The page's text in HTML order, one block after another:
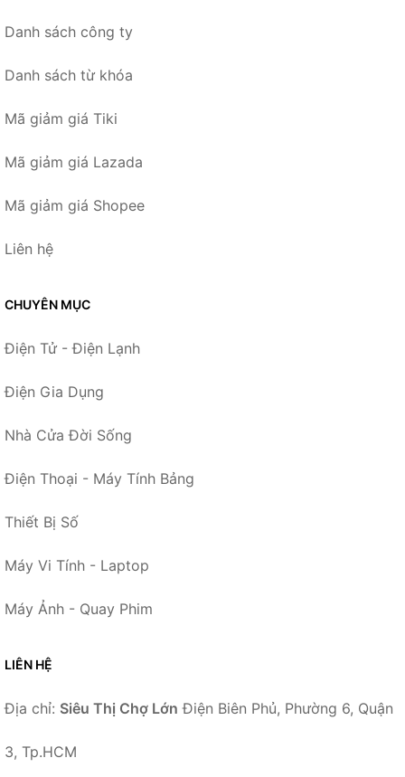
Danh sách công ty
Danh sách từ khóa
Mã giảm giá Tiki
Mã giảm giá Lazada
Mã giảm giá Shopee
Liên hệ
CHUYÊN MỤC
Điện Tử - Điện Lạnh
Điện Gia Dụng
Nhà Cửa Đời Sống
Điện Thoại - Máy Tính Bảng
Thiết Bị Số
Máy Vi Tính - Laptop
Máy Ảnh - Quay Phim
LIÊN HỆ
Địa chỉ: Siêu Thị Chợ Lớn Điện Biên Phủ, Phường 6, Quận
3, Tp.HCM